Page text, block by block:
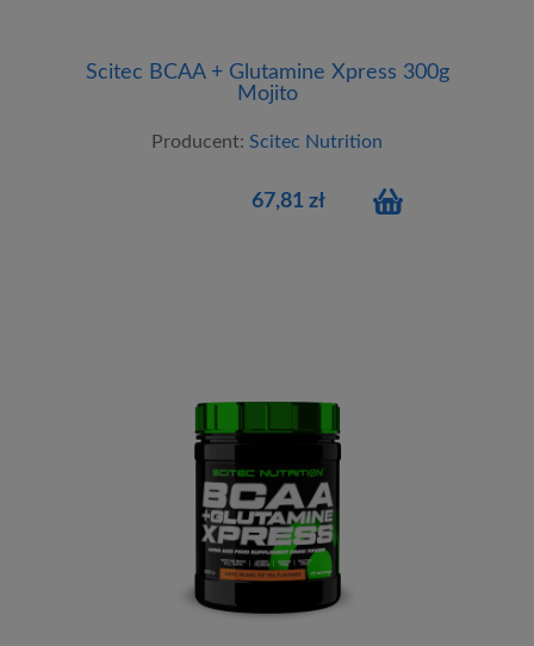
Scitec BCAA + Glutamine Xpress 300g
Mojito
Producent: Scitec Nutrition
67,81 zł